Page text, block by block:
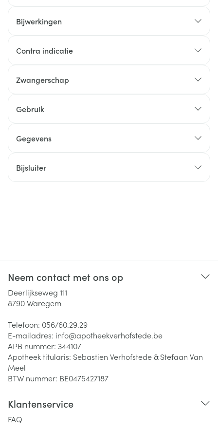
Bijwerkingen
Contra indicatie
Zwangerschap
Gebruik
Gegevens
Bijsluiter
Neem contact met ons op
Deerlijkseweg 111
8790Waregem
Telefoon: 056/60.29.29
E-mailadres: info@apotheekverhofstede.be
APB nummer: 344107
Apotheek titularis: Sebastien Verhofstede & Stefaan Van
Meel
BTW nummer: BE0475427187
Klantenservice
FAQ